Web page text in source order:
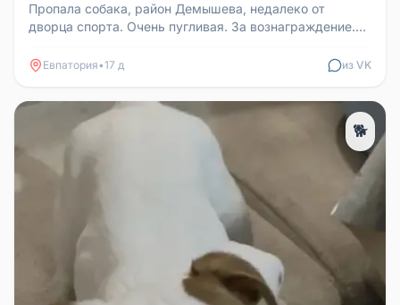
Пропала собака, район Демышева, недалеко от
дворца спорта. Очень пугливая. За вознаграждение.
Евпатория•17 д из VK
🐕